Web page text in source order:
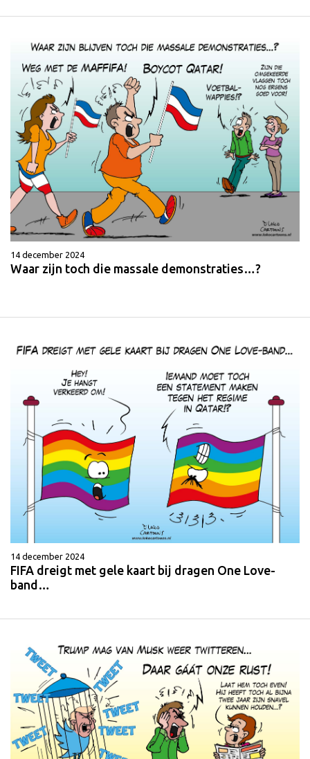
14 december 2024
Waar zijn toch die massale demonstraties…?
14 december 2024
FIFA dreigt met gele kaart bij dragen One Love-
band…